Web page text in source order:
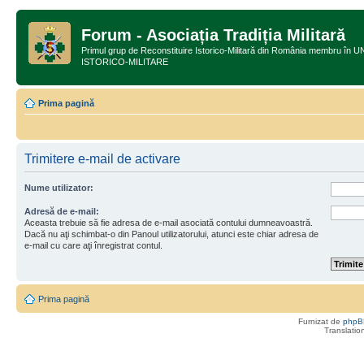
Forum - Asociația Tradiția Militară
Primul grup de Reconstituire Istorico-Militară din România membru în
ISTORICO-MILITARE
Prima pagină
Trimitere e-mail de activare
Nume utilizator:
Adresă de e-mail:
Aceasta trebuie să fie adresa de e-mail asociată contului dumneavoastră.
Dacă nu aţi schimbat-o din Panoul utilizatorului, atunci este chiar adresa de
e-mail cu care aţi înregistrat contul.
Prima pagină
Furnizat de